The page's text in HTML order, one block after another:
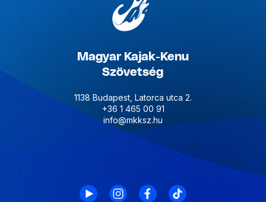
Magyar Kajak-Kenu
Szövetség
1138 Budapest, Latorca utca 2.
+36 1 465 00 91
info@mkksz.hu